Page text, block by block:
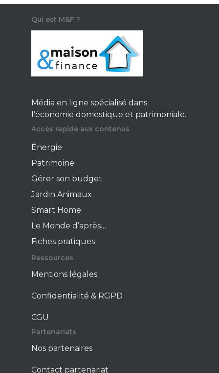
Qui est M&F ?
Média en ligne spécialisé dans
l’économie domestique et patrimoniale.
Accès rapide aux contenus
Énergie
Patrimoine
Gérer son budget
Jardin Animaux
Smart Home
Le Monde d’après…
Fiches pratiques
Ressources
Mentions légales
Confidentialité & RGPD
CGU
Partenariats
Nos partenaires
Contact partenariat